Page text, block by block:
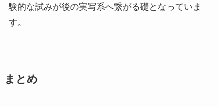
験的な試みが後の実写系へ繋がる礎となっていま
す。
まとめ